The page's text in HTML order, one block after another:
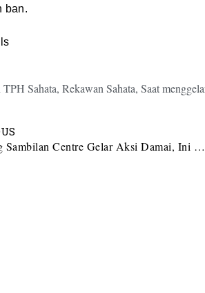
ban.
TPH Sahata, Rekawan Sahata, Saat
Gordang Sambilan Centre Gelar Aksi Damai, Ini Dia Tuntutannya